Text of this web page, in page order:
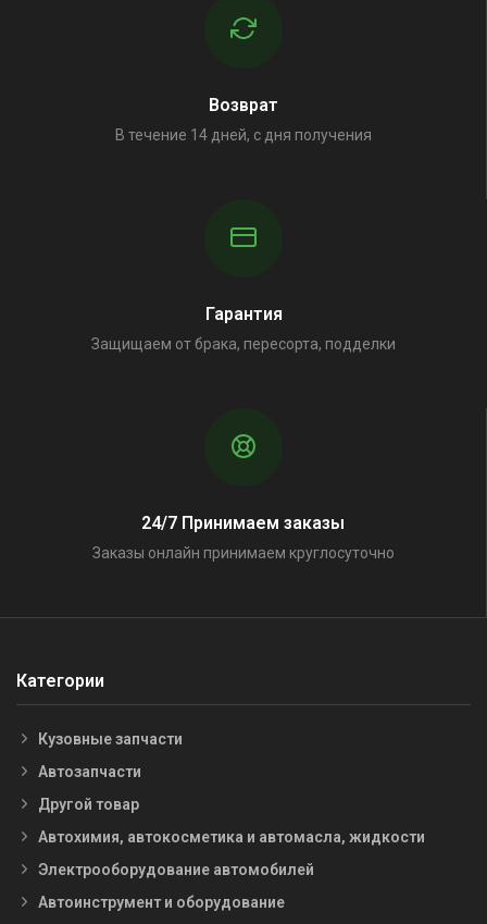
Возврат
В течение 14 дней, с дня получения
Гарантия
Защищаем от брака, пересорта, подделки
24/7 Принимаем заказы
Заказы онлайн принимаем круглосуточно
Категории
Кузовные запчасти
Автозапчасти
Другой товар
Автохимия, автокосметика и автомасла, жидкости
Электрооборудование автомобилей
Автоинструмент и оборудование